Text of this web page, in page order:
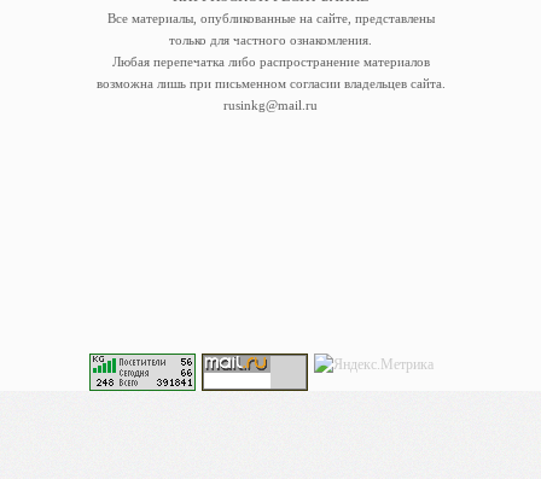
Все материалы, опубликованные на сайте, представлены
только для частного ознакомления.
Любая перепечатка либо распространение материалов
возможна лишь при письменном согласии владельцев сайта.
rusinkg@mail.ru